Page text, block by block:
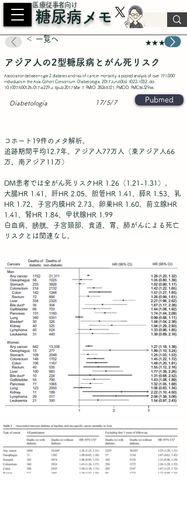
​医療従事者向け
糖尿病メモ
＜ 一覧へ ★★★
アジア人の2型糖尿病とがん死リスク
Association between type 2 diabetes and risk of cancer mortality: a pooled analysis of over 771,000
individuals in the Asia Cohort Consortium. Diabetologia. 2017 Jun;60(6):1022-1032. doi:
10.1007/s00125-017-4229-z. Epub 2017 Mar 7. PMID: 28265721; PMCID: PMC5632944.
17/5/7
Diabetologia Pubmed
コホート19件のメタ解析。
追跡期間平均12.7年。アジア人77万人（東アジア人66
万、南アジア11万）
DM患者では全がん死リスクHR 1.26（1.21-1.31）。
大腸HR 1.41、肝HR 2.05、胆管HR 1.41、膵R 1.53、乳
HR 1.72、子宮内膜HR 2.73、卵巣HR 1.60、前立腺HR
1.41、腎HR 1.84、甲状腺HR 1.99
白血病、膀胱、子宮頸部、食道、胃、肺がんによる死亡
リスクとは関連なし。